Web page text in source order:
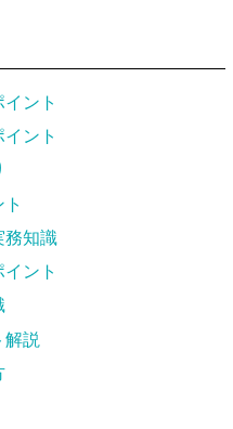
ント
ント
知識
ント
説